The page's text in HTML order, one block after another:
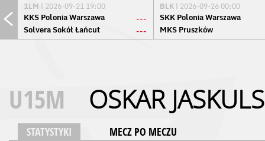
1LM | 2026-09-21 19:00
KKS Polonia Warszawa
---
Solvera Sokół Łańcut
---
BLK | 2026-09-26 00:00
SKK Polonia Warszawa
MKS Pruszków
U15M OSKAR
STATYSTYKI MECZ PO MECZU